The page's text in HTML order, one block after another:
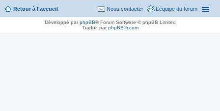
Retour à l'accueil L’équipe du forum
Nous contacter
Développé parphpBB® Forum Software © phpBB Limited
Traduit parphpBB-fr.com